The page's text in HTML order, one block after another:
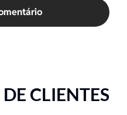
CLIENTES